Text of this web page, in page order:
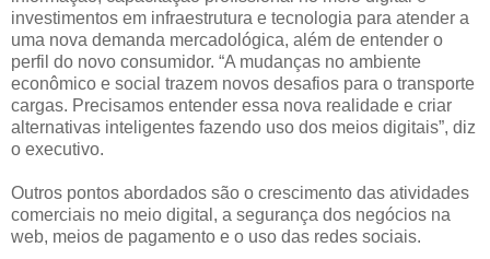
investimentos em infraestrutura e tecnologia para atender a
uma nova demanda mercadológica, além de entender o
perfil do novo consumidor. “A mudanças no ambiente
econômico e social trazem novos desafios para o transporte
cargas. Precisamos entender essa nova realidade e criar
alternativas inteligentes fazendo uso dos meios digitais”, diz
o executivo.
Outros pontos abordados são o crescimento das atividades
comerciais no meio digital, a segurança dos negócios na
web, meios de pagamento e o uso das redes sociais.